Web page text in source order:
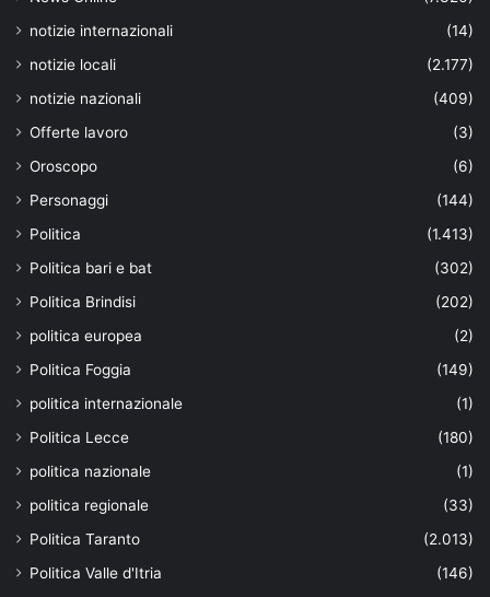
notizie internazionali
(14)
notizie locali
(2.177)
notizie nazionali
(409)
Offerte lavoro
(3)
Oroscopo
(6)
Personaggi
(144)
Politica
(1.413)
Politica bari e bat
(302)
Politica Brindisi
(202)
politica europea
(2)
Politica Foggia
(149)
politica internazionale
(1)
Politica Lecce
(180)
politica nazionale
(1)
politica regionale
(33)
Politica Taranto
(2.013)
Politica Valle d'Itria
(146)